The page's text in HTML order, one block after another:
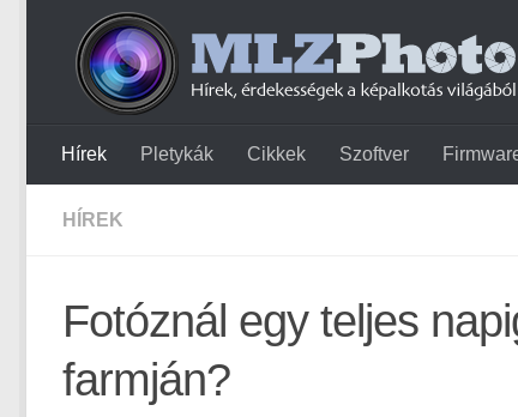
Hírek Pletykák Cikkek Szoftver
HÍREK
Fotóznál egy teljes
farmján?